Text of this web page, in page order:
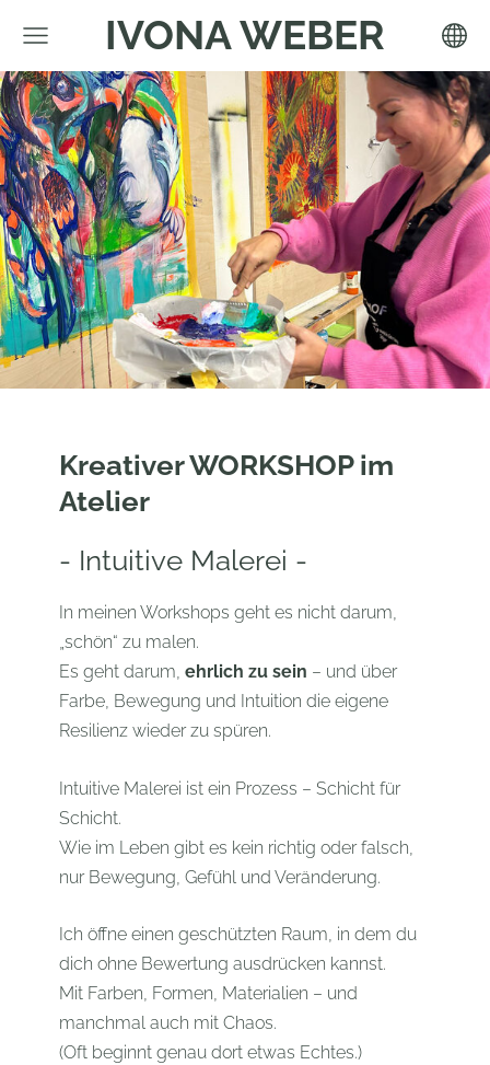
IVONA WEBER
Kreativer WORKSHOP im
Atelier
- Intuitive Malerei -
In meinen Workshops geht es nicht darum,
„schön“ zu malen.
Es geht darum, ehrlich zu sein – und über
Farbe, Bewegung und Intuition die eigene
Resilienz wieder zu spüren.
Intuitive Malerei ist ein Prozess – Schicht für
Schicht.
Wie im Leben gibt es kein richtig oder falsch,
nur Bewegung, Gefühl und Veränderung.
Ich öffne einen geschützten Raum, in dem du
dich ohne Bewertung ausdrücken kannst.
Mit Farben, Formen, Materialien – und
manchmal auch mit Chaos.
(Oft beginnt genau dort etwas Echtes.)